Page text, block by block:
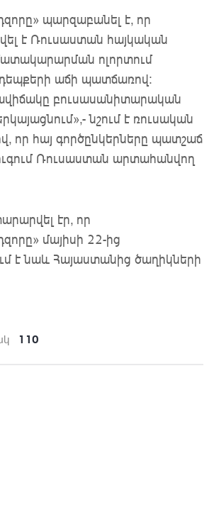
պարզաբանել է, որ
է Ռուսաստան հայկական
ոլորտում
աճի պատճառով։
բուսասանիտարական
նշում է ռուսական
որ հայ գործընկերները պատշաճ
Ռուսաստան արտահանվող
էր, որ
մայիսի 22-ից
է նաև Հայաստանից ծաղիկների
110